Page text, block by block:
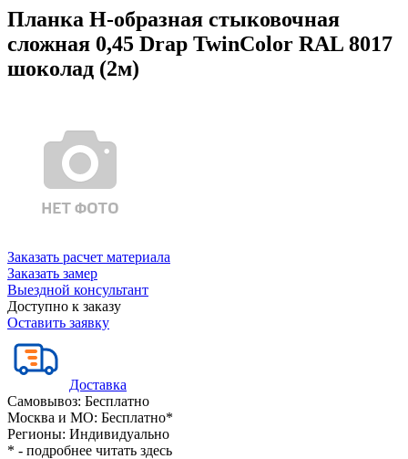
Планка Н-образная стыковочная
сложная 0,45 Drap TwinColor RAL 8017
шоколад (2м)
Заказать расчет материала
Заказать замер
Выездной консультант
Доступно к заказу
Оставить заявку
Доставка
Самовывоз: Бесплатно
Москва и МО: Бесплатно*
Регионы: Индивидуально
* - подробнее читать здесь